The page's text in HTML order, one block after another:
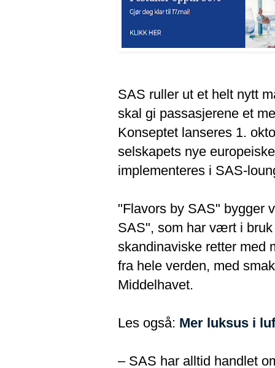
SAS ruller ut et helt nytt
skal gi passasjerene et
Konseptet lanseres 1.
selskapets nye
implementeres i SAS-
"Flavors by SAS" bygger
SAS", som har vært i
skandinaviske retter med
fra hele verden, med
Middelhavet.
Les også: Mer luksus i
– SAS har alltid handlet